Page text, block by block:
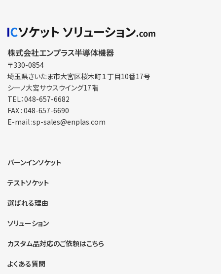
株式会社エンプラス半導体機器
〒330-0854
埼玉県さいたま市大宮区桜木町１丁目10番17号
シーノ大宮サウスウイング17階
TEL：048-657-6682
FAX : 048-657-6690
E-mail :sp-sales@enplas.com
バーンインソケット
テストソケット
選ばれる理由
ソリューション
カスタム品対応のご依頼はこちら
よくある質問